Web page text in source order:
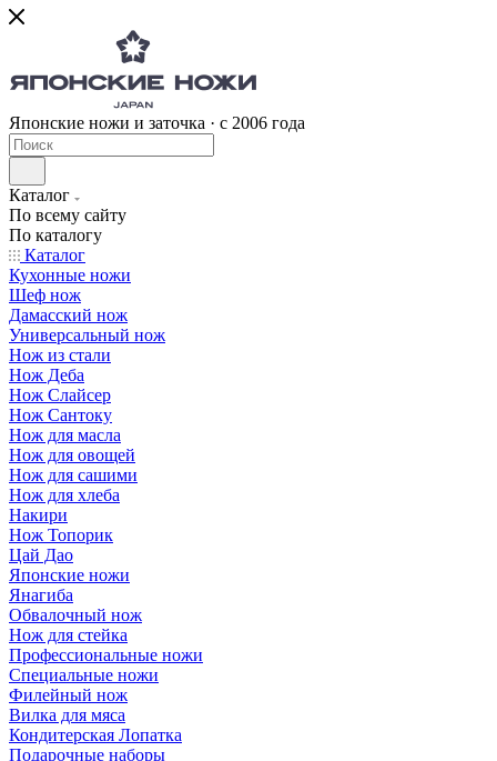
Японские ножи и заточка · с 2006 года
Каталог
По всему сайту
По каталогу
Каталог
Кухонные ножи
Шеф нож
Дамасский нож
Универсальный нож
Нож из стали
Нож Деба
Нож Слайсер
Нож Сантоку
Нож для масла
Нож для овощей
Нож для сашими
Нож для хлеба
Накири
Нож Топорик
Цай Дао
Японские ножи
Янагиба
Обвалочный нож
Нож для стейка
Профессиональные ножи
Специальные ножи
Филейный нож
Вилка для мяса
Кондитерская Лопатка
Подарочные наборы